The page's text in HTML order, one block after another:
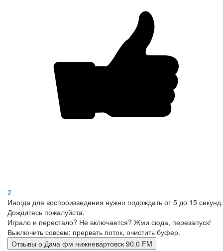
2
Иногда для воспроизведения нужно подождать от 5 до 15 секунд.
Дождитесь пожалуйста.
Играло и перестало? Не включается? Жми сюда, перезапуск!
Выключить совсем: прервать поток, очистить буфер.
Отзывы о Дача фм нижневартовск 90.0 FM